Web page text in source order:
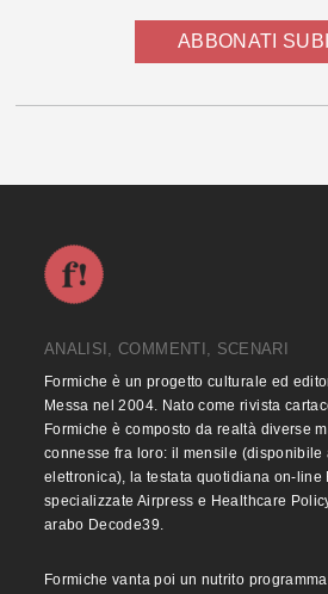
ABBONATI
ANALISI, COMMENTI, SCENARI
Formiche è un progetto culturale ed
Messa nel 2004. Nato come rivista
Formiche è composto da realtà diverse
connesse fra loro: il mensile (disponibile
elettronica), la testata quotidiana on-line
specializzate Airpress e Healthcare
arabo Decode39.
Formiche vanta poi un nutrito